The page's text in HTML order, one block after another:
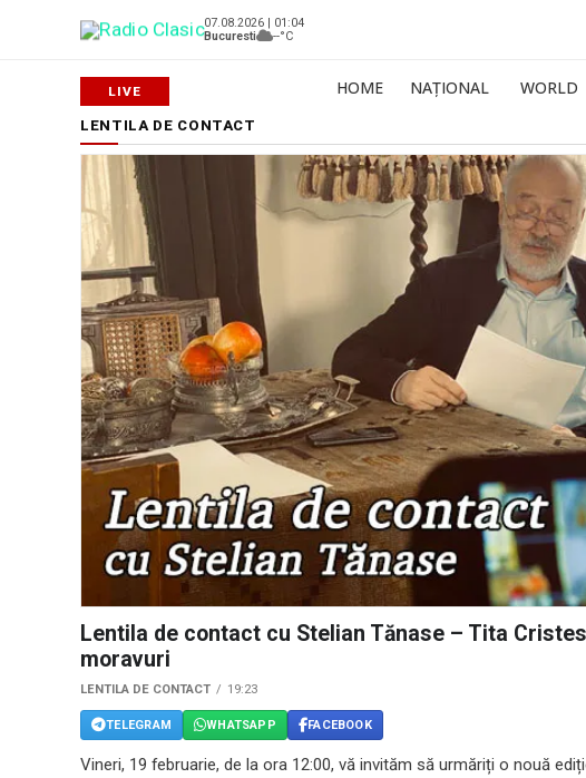
07.08.2026 | 01:04
Bucuresti
--°C
HOME NAȚIONAL WORLD
LENTILA DE CONTACT
Lentila de contact cu Stelian Tănase – Tita
moravuri
LENTILA DE CONTACT 19:23
TELEGRAM WHATSAPP FACEBOOK
Vineri, 19 februarie, de la ora 12:00, vă invităm să urmăriți o nouă